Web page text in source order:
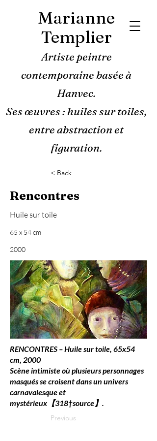
Marianne
Templier
Artiste peintre
contemporaine basée à
Hanvec.
Ses œuvres : huiles sur toiles,
entre abstraction et
figuration.
< Back
Rencontres
Huile sur toile
65 x 54 cm
2000
RENCONTRES – Huile sur toile, 65x54
cm, 2000
Scène intimiste où plusieurs personnages
masqués se croisent dans un univers
carnavalesque et
mystérieux【318†source】.
Previous